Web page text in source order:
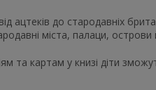
ацтеків до стародавніх
міста, палаци, острови
та картам у книзі діти